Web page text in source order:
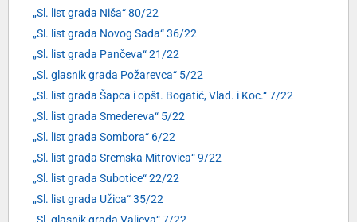
„Sl. list grada Niša“ 80/22
„Sl. list grada Novog Sada“ 36/22
„Sl. list grada Pančeva“ 21/22
„Sl. glasnik grada Požarevca“ 5/22
„Sl. list grada Šapca i opšt. Bogatić, Vlad. i Koc.“ 7/22
„Sl. list grada Smedereva“ 5/22
„Sl. list grada Sombora“ 6/22
„Sl. list grada Sremska Mitrovica“ 9/22
„Sl. list grada Subotice“ 22/22
„Sl. list grada Užica“ 35/22